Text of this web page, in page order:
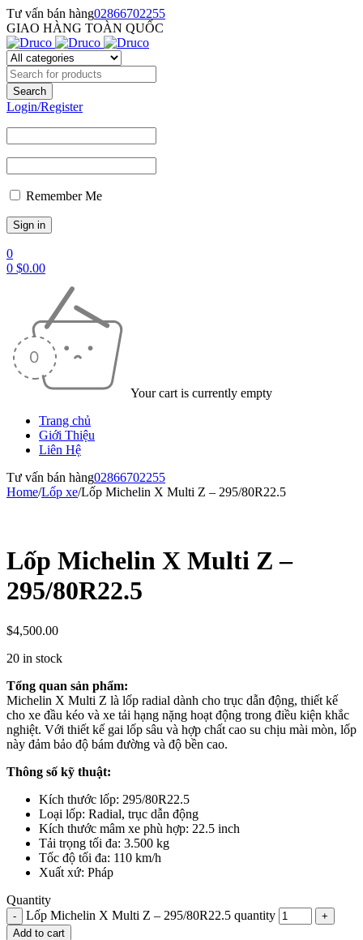
Tư vấn bán hàng02866702255
GIAO HÀNG TOÀN QUỐC
Login/Register
Remember Me
0
0 $0.00
Your cart is currently empty
Trang chủ
Giới Thiệu
Liên Hệ
Tư vấn bán hàng02866702255
Home/Lốp xe/Lốp Michelin X Multi Z – 295/80R22.5
Lốp Michelin X Multi Z –
295/80R22.5
$4,500.00
20 in stock
Tổng quan sản phẩm:
Michelin X Multi Z là lốp radial dành cho trục dẫn động, thiết kế
cho xe đầu kéo và xe tải hạng nặng hoạt động trong điều kiện khắc
nghiệt. Với thiết kế gai lốp sâu và hợp chất cao su chịu mài mòn, lốp
này đảm bảo độ bám đường và độ bền cao.
Thông số kỹ thuật:
Kích thước lốp: 295/80R22.5
Loại lốp: Radial, trục dẫn động
Kích thước mâm xe phù hợp: 22.5 inch
Tải trọng tối đa: 3.500 kg
Tốc độ tối đa: 110 km/h
Xuất xứ: Pháp
Quantity
Lốp Michelin X Multi Z – 295/80R22.5 quantity
Add to cart